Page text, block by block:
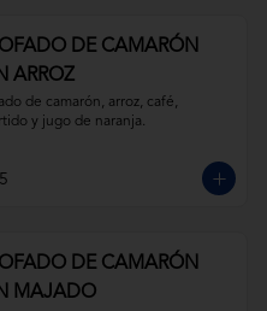
DE CAMARÓN
ARROZ
de camarón, arroz, café,
y jugo de naranja.
DE CAMARÓN
MAJADO